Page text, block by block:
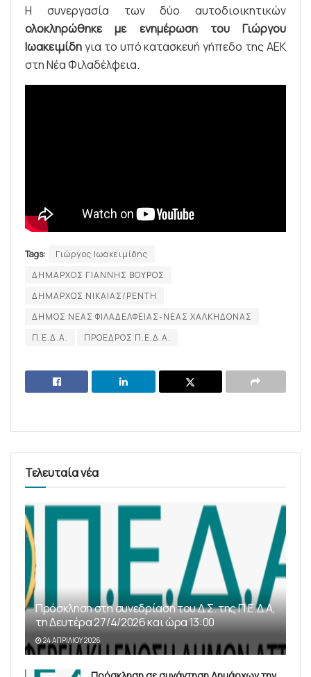
Η συνεργασία των δύο αυτοδιοικητικών
ολοκληρώθηκε με ενημέρωση του Γιώργου
Ιωακειμίδηγια το υπό κατασκευή γήπεδο της ΑΕΚ
στη Νέα Φιλαδέλφεια.
Tags:
Γιώργος Ιωακειμίδης
ΔΗΜΑΡΧΟΣ ΓΙΑΝΝΗΣ ΒΟΥΡΟΣ
ΔΗΜΑΡΧΟΣ ΝΙΚΑΙΑΣ/ΡΕΝΤΗ
ΔΗΜΟΣ ΝΕΑΣ ΦΙΛΑΔΕΛΦΕΙΑΣ-ΝΕΑΣ ΧΑΛΚΗΔΟΝΑΣ
Π.Ε.Δ.Α.
ΠΡΟΕΔΡΟΣ Π.Ε.Δ.Α.
Τελευταία νέα
Πρόσκληση στη συνεδρίαση του Δ.Σ. της Π.Ε.Δ.Α,
τη Δευτέρα 27/4/2026 και ώρα 13:00
24 ΑΠΡΙΛΊΟΥ 2026